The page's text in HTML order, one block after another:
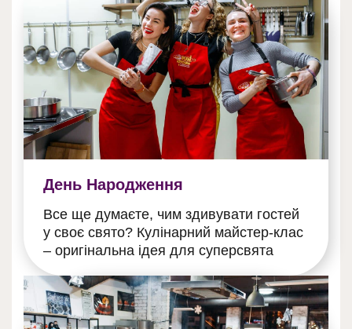
День Народження
Все ще думаєте, чим здивувати гостей
у своє свято? Кулінарний майстер-клас
– оригінальна ідея для суперсвята